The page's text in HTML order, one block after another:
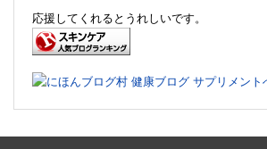
応援してくれるとうれしいです。